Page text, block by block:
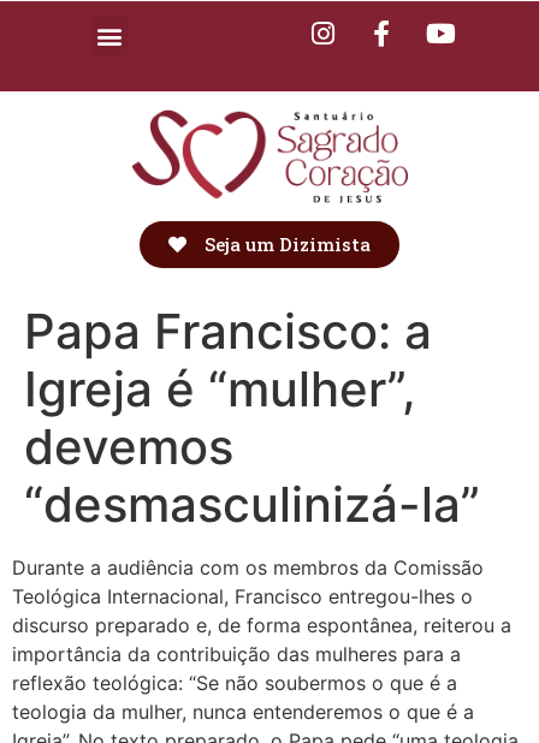
Seja um Dizimista
Papa Francisco: a
Igreja é “mulher”,
devemos
“desmasculinizá-la”
Durante a audiência com os membros da Comissão
Teológica Internacional, Francisco entregou-lhes o
discurso preparado e, de forma espontânea, reiterou a
importância da contribuição das mulheres para a
reflexão teológica: “Se não soubermos o que é a
teologia da mulher, nunca entenderemos o que é a